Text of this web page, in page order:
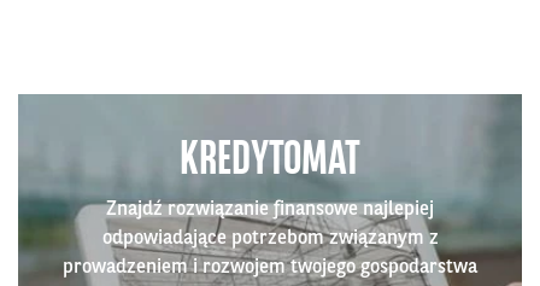
KREDYTOMAT
Znajdź rozwiązanie finansowe najlepiej
odpowiadające potrzebom związanym z
prowadzeniem i rozwojem twojego gospodarstwa